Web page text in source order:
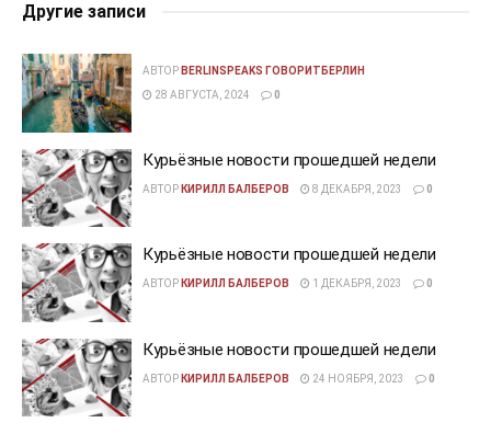
Другие записи
АВТОР BERLINSPEAKS ГОВОРИТБЕРЛИН
28 АВГУСТА, 2024
0
Курьёзные новости прошедшей недели
АВТОР КИРИЛЛ БАЛБЕРОВ 8 ДЕКАБРЯ, 2023 0
Курьёзные новости прошедшей недели
АВТОР КИРИЛЛ БАЛБЕРОВ 1 ДЕКАБРЯ, 2023 0
Курьёзные новости прошедшей недели
АВТОР КИРИЛЛ БАЛБЕРОВ 24 НОЯБРЯ, 2023 0